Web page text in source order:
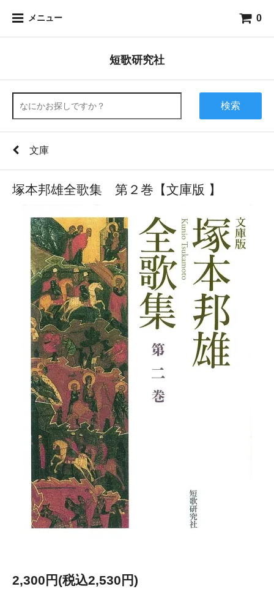
メニュー 0
短歌研究社
検索
文庫
塚本邦雄全歌集 第２巻【文庫版 】
2,300円(税込2,530円)